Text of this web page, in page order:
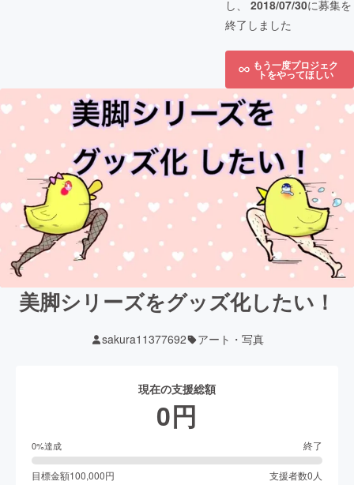
し、 2018/07/30に募集を
終了しました
もう一度プロジェク
トをやってほしい
美脚シリーズをグッズ化したい！
sakura11377692 アート・写真
現在の支援総額
0円
0%達成 終了
目標金額100,000円 支援者数0 人